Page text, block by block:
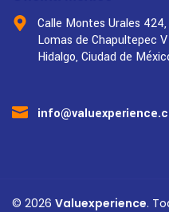
Calle Montes Urales
Lomas de Chapultepec
Hidalgo, Ciudad de
© 2026 Valuexperience.